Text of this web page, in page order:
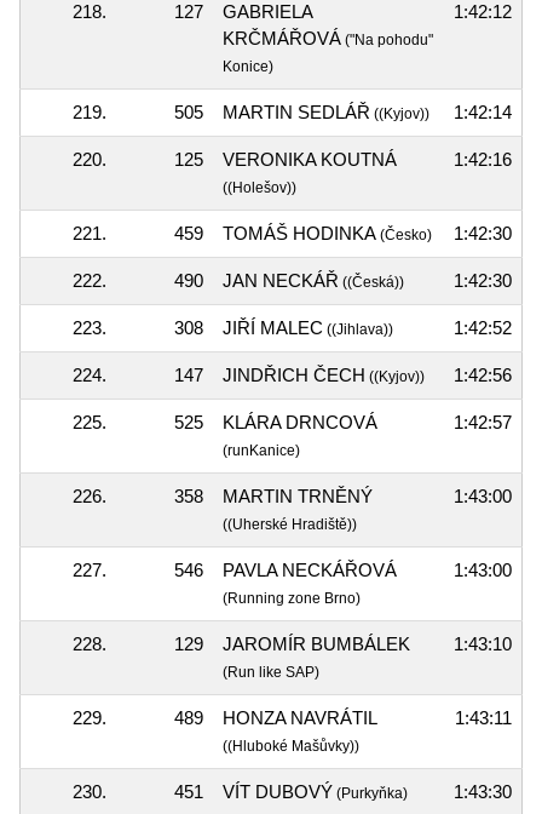
218. 127
GABRIELA
KRČMÁŘOVÁ ("Na pohodu"
Konice)
1:42:12
219. 505 MARTIN SEDLÁŘ ((Kyjov)) 1:42:14
220. 125 VERONIKA KOUTNÁ
((Holešov))
1:42:16
221. 459 TOMÁŠ HODINKA (Česko) 1:42:30
222. 490 JAN NECKÁŘ ((Česká)) 1:42:30
223. 308 JIŘÍ MALEC ((Jihlava)) 1:42:52
224. 147 JINDŘICH ČECH ((Kyjov)) 1:42:56
225. 525 KLÁRA DRNCOVÁ
(runKanice)
1:42:57
226. 358 MARTIN TRNĚNÝ
((Uherské Hradiště))
1:43:00
227. 546 PAVLA NECKÁŘOVÁ
(Running zone Brno)
1:43:00
228. 129 JAROMÍR BUMBÁLEK
(Run like SAP)
1:43:10
229. 489 HONZA NAVRÁTIL
((Hluboké Mašůvky))
1:43:11
230. 451 VÍT DUBOVÝ (Purkyňka) 1:43:30